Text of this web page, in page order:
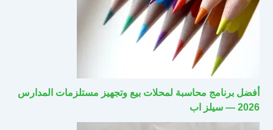
أفضل برنامج محاسبة لمحلات بيع وتجهيز مستلزمات المدارس
2026 — سيلز اب